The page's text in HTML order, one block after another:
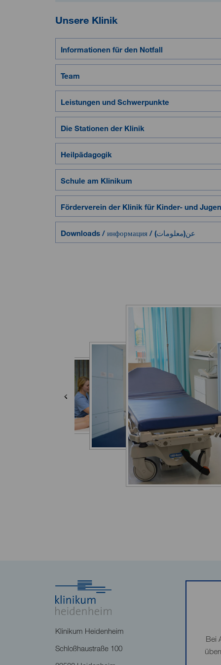
Unsere Klinik
Informationen für den Notfall
Team
Leistungen und Schwerpunkte
Die Stationen der Klinik
Heilpädagogik
Schule am Klinikum
Förderverein der Klinik für Kinder- und
Downloads / информация / (عن(معلومات
Klinikum Heidenheim
Schloßhaustraße 100
Bei